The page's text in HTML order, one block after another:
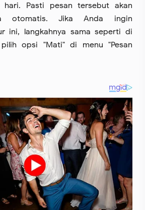
Pasti pesan tersebut akan
otomatis. Jika Anda ingin
ini, langkahnya sama seperti di
opsi "Mati" di menu "Pesan